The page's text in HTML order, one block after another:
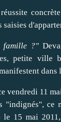
?"
petite ville
vendredi 11
"indignés",
le 15 mai